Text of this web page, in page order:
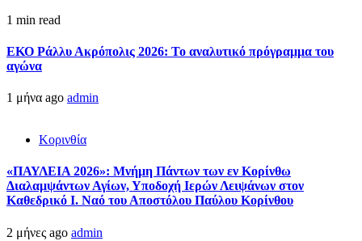
1 min read
ΕΚΟ Ράλλυ Ακρόπολις 2026: Το αναλυτικό πρόγραμμα του
αγώνα
1 μήνα ago admin
Κορινθία
«ΠΑΥΛΕΙΑ 2026»: Μνήμη Πάντων των εν Κορίνθω
Διαλαμψάντων Αγίων, Υποδοχή Ιερών Λειψάνων στον
Καθεδρικό Ι. Ναό του Αποστόλου Παύλου Κορίνθου
2 μήνες ago admin